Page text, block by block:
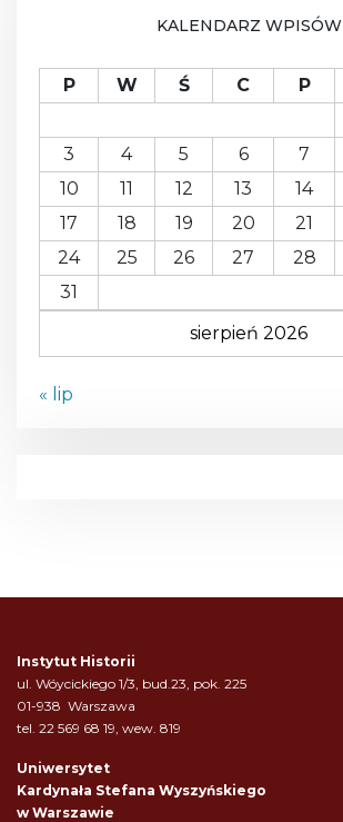
KALENDARZ WPISÓW
sierpień 2026
P W Ś C P
3
4 5 6 7
10
11 12 13 14
17
18 19 20 21
24
25 26 27 28
31
« lip
Instytut Historii
ul. Wóycickiego 1/3, bud.23, pok. 225
01-938 Warszawa
tel. 22 569 68 19, wew. 819
Uniwersytet
Kardynała Stefana Wyszyńskiego
w Warszawie